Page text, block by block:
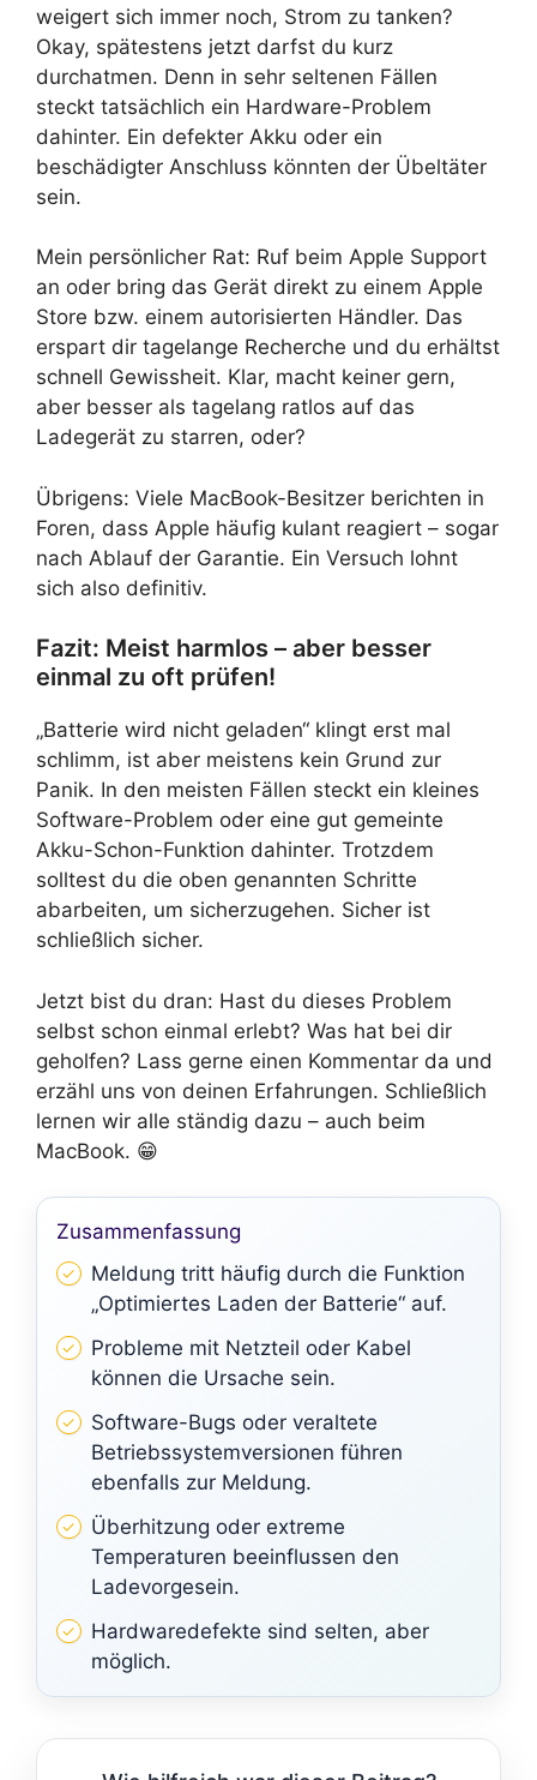
weigert sich immer noch, Strom zu tanken?
Okay, spätestens jetzt darfst du kurz
durchatmen. Denn in sehr seltenen Fällen
steckt tatsächlich ein Hardware-Problem
dahinter. Ein defekter Akku oder ein
beschädigter Anschluss könnten der Übeltäter
sein.
Mein persönlicher Rat: Ruf beim Apple Support
an oder bring das Gerät direkt zu einem Apple
Store bzw. einem autorisierten Händler. Das
erspart dir tagelange Recherche und du erhältst
schnell Gewissheit. Klar, macht keiner gern,
aber besser als tagelang ratlos auf das
Ladegerät zu starren, oder?
Übrigens: Viele MacBook-Besitzer berichten in
Foren, dass Apple häufig kulant reagiert – sogar
nach Ablauf der Garantie. Ein Versuch lohnt
sich also definitiv.
Fazit: Meist harmlos – aber besser
einmal zu oft prüfen!
„Batterie wird nicht geladen“ klingt erst mal
schlimm, ist aber meistens kein Grund zur
Panik. In den meisten Fällen steckt ein kleines
Software-Problem oder eine gut gemeinte
Akku-Schon-Funktion dahinter. Trotzdem
solltest du die oben genannten Schritte
abarbeiten, um sicherzugehen. Sicher ist
schließlich sicher.
Jetzt bist du dran: Hast du dieses Problem
selbst schon einmal erlebt? Was hat bei dir
geholfen? Lass gerne einen Kommentar da und
erzähl uns von deinen Erfahrungen. Schließlich
lernen wir alle ständig dazu – auch beim
MacBook. 😁
Zusammenfassung
Meldung tritt häufig durch die Funktion
„Optimiertes Laden der Batterie“ auf.
Probleme mit Netzteil oder Kabel
können die Ursache sein.
Software-Bugs oder veraltete
Betriebssystemversionen führen
ebenfalls zur Meldung.
Überhitzung oder extreme
Temperaturen beeinflussen den
Ladevorgesein.
Hardwaredefekte sind selten, aber
möglich.